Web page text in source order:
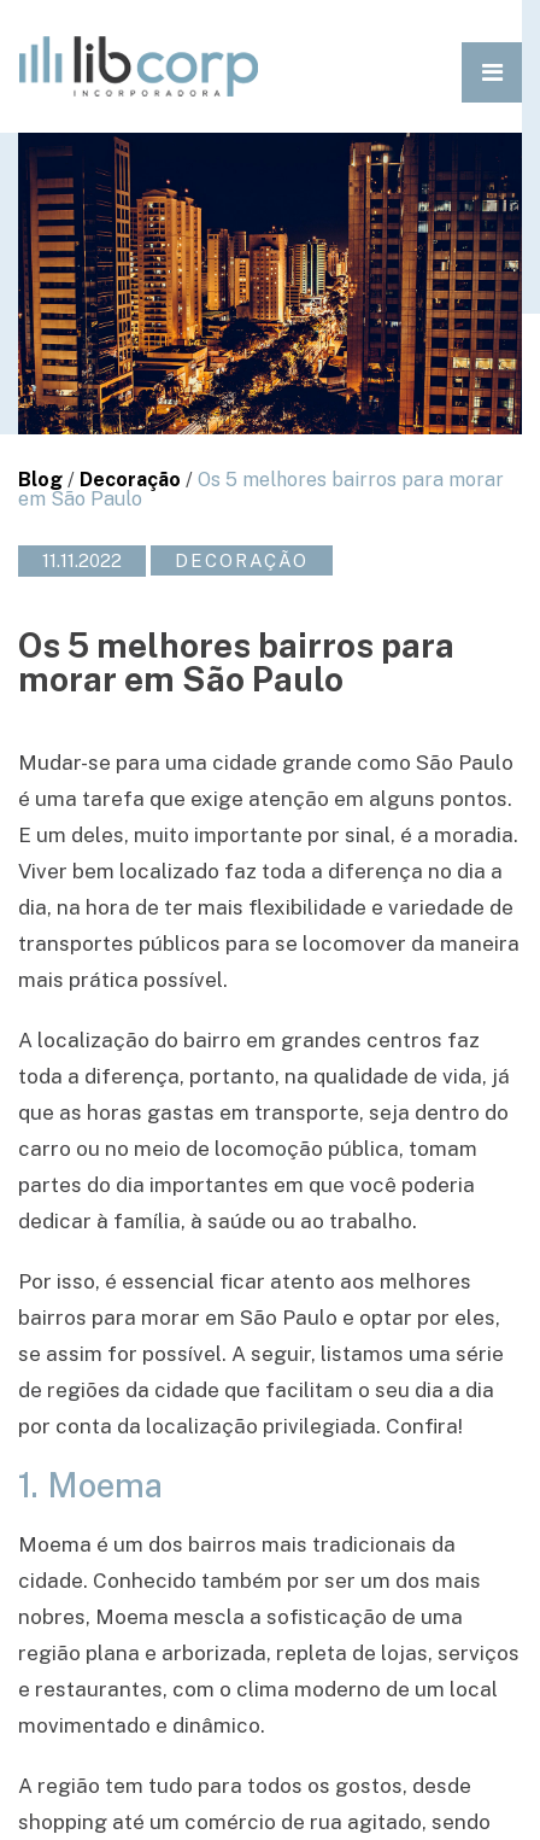
Blog / Decoração / Os 5 melhores bairros para morar
em São Paulo
11.11.2022 DECORAÇÃO
Os 5 melhores bairros para
morar em São Paulo
Mudar-se para uma cidade grande como São Paulo
é uma tarefa que exige atenção em alguns pontos.
E um deles, muito importante por sinal, é a moradia.
Viver bem localizado faz toda a diferença no dia a
dia, na hora de ter mais flexibilidade e variedade de
transportes públicos para se locomover da maneira
mais prática possível.
A localização do bairro em grandes centros faz
toda a diferença, portanto, na qualidade de vida, já
que as horas gastas em transporte, seja dentro do
carro ou no meio de locomoção pública, tomam
partes do dia importantes em que você poderia
dedicar à família, à saúde ou ao trabalho.
Por isso, é essencial ficar atento aos melhores
bairros para morar em São Paulo e optar por eles,
se assim for possível. A seguir, listamos uma série
de regiões da cidade que facilitam o seu dia a dia
por conta da localização privilegiada. Confira!
1. Moema
Moema é um dos bairros mais tradicionais da
cidade. Conhecido também por ser um dos mais
nobres, Moema mescla a sofisticação de uma
região plana e arborizada, repleta de lojas, serviços
e restaurantes, com o clima moderno de um local
movimentado e dinâmico.
A região tem tudo para todos os gostos, desde
shopping até um comércio de rua agitado, sendo